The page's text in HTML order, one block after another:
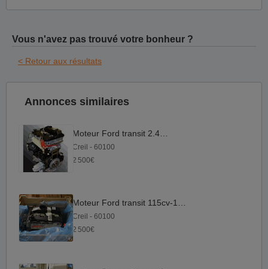
Vous n'avez pas trouvé votre bonheur ?
< Retour aux résultats
Annonces similaires
Creil - 60100
2 500€
Creil - 60100
2 500€